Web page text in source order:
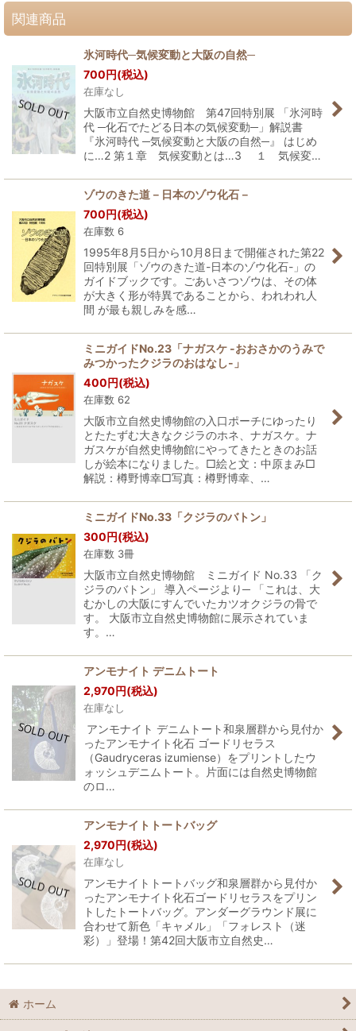
関連商品
氷河時代─気候変動と大阪の自然─
700円(税込)
在庫なし
大阪市立自然史博物館 第47回特別展 「氷河時
代 ─化石でたどる日本の気候変動─」解説書
『氷河時代 ─気候変動と大阪の自然─』 はじめ
に…2 第１章 気候変動とは…3 １ 気候変…
ゾウのきた道－日本のゾウ化石－
700円(税込)
在庫数 6
1995年8月5日から10月8日まで開催された第22
回特別展「ゾウのきた道-日本のゾウ化石-」の
ガイドブックです。ごあいさつゾウは、その体
が大きく形が特異であることから、われわれ人
間 が最も親しみを感…
ミニガイドNo.23「ナガスケ -おおさかのうみで
みつかったクジラのおはなし-」
400円(税込)
在庫数 62
大阪市立自然史博物館の入口ポーチにゆったり
とたたずむ大きなクジラのホネ、ナガスケ。ナ
ガスケが自然史博物館にやってきたときのお話
しが絵本になりました。□絵と文：中原まみ□
解説：樽野博幸□写真：樽野博幸、…
ミニガイドNo.33「クジラのバトン」
300円(税込)
在庫数 3冊
大阪市立自然史博物館 ミニガイド No.33 「ク
ジラのバトン」 導入ページより─ 「これは、大
むかしの大阪にすんでいたカツオクジラの骨で
す。 大阪市立自然史博物館に展示されていま
す。…
アンモナイト デニムトート
2,970円(税込)
在庫なし
アンモナイト デニムトート和泉層群から見付か
ったアンモナイト化石 ゴードリセラス
（Gaudryceras izumiense）をプリントしたウ
ォッシュデニムトート。片面には自然史博物館
のロ…
アンモナイトトートバッグ
2,970円(税込)
在庫なし
アンモナイトトートバッグ和泉層群から見付か
ったアンモナイト化石ゴードリセラスをプリン
トしたトートバッグ。アンダーグラウンド展に
合わせて新色「キャメル」「フォレスト（迷
彩）」登場！第42回大阪市立自然史…
ホーム